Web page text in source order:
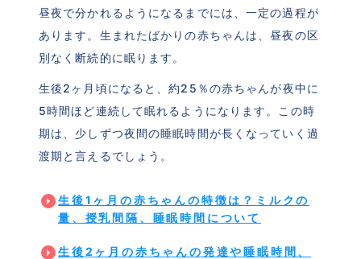
昼夜で分かれるようになるまでには、一定の過程が
あります。生まれたばかりの赤ちゃんは、昼夜の区
別なく断続的に眠ります。
生後2ヶ月頃になると、約25％の赤ちゃんが夜中に
5時間ほど連続して眠れるようになります。この時
期は、少しずつ夜間の睡眠時間が長くなっていく過
渡期と言えるでしょう。
生後1ヶ月の赤ちゃんの特徴は？ミルクの
量、授乳間隔、睡眠時間について
生後2ヶ月の赤ちゃんの発達や睡眠時間、